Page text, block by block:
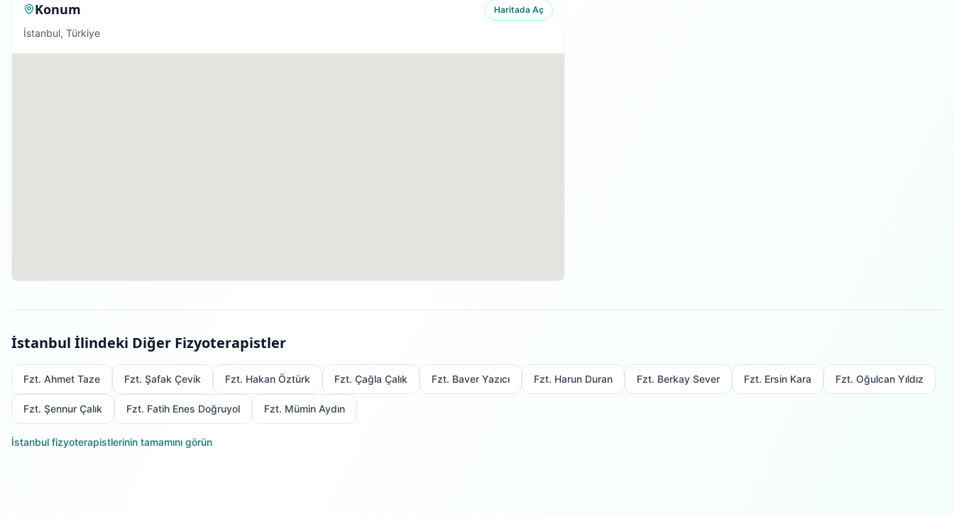
Konum
İstanbul, Türkiye
Haritada Aç
İstanbul İlindeki Diğer Fizyoterapistler
Fzt. Ahmet Taze Fzt. Şafak Çevik Fzt. Hakan Öztürk Fzt. Çağla Çalık Fzt. Baver Yazıcı Fzt. Harun Duran Fzt. Berkay Sever Fzt. Ersin Kara Fzt. Oğulcan Yıldız
Fzt. Şennur Çalık Fzt. Fatih Enes Doğruyol Fzt. Mümin Aydın
İstanbul fizyoterapistlerinin tamamını görün